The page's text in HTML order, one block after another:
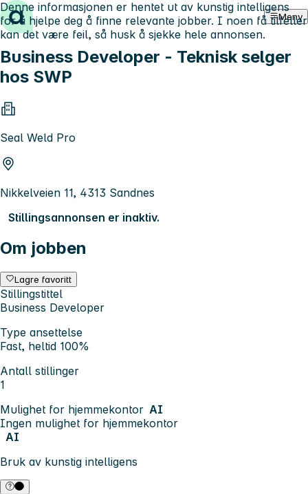
Hopp til innhold Meny
Business Developer - Teknisk selger
hos SWP
Seal Weld Pro
Nikkelveien 11, 4313 Sandnes
Stillingsannonsen er inaktiv.
Om jobben
Lagre favoritt
Stillingstittel
Business Developer
Type ansettelse
Fast, heltid 100%
Antall stillinger
1
Mulighet for hjemmekontor AI
Ingen mulighet for hjemmekontor
AI
Bruk av kunstig intelligens
Denne informasjonen er hentet ut av kunstig intelligens
for å hjelpe deg å finne relevante jobber. I noen få tilfeller
kan det være feil, så husk å sjekke hele annonsen.